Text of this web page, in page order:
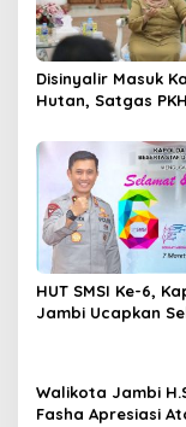
s
Disinyalir Masuk
Hutan, Satgas
Bengkalis. Bupati
Cari Solusi Minta
Redam Konflik
HUT SMSI Ke-6,
Jambi Ucapkan
Walikota Jambi
Fasha Apresiasi